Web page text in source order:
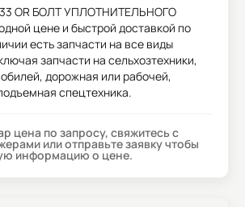
OR БОЛТ УПЛОТНИТЕЛЬНОГО
цене и быстрой доставкой по
есть запчасти на все виды
запчасти на сельхозтехники,
дорожная или рабочей,
спецтехника.
цена по запросу, свяжитесь с
или отправьте заявку чтобы
информацию о цене.